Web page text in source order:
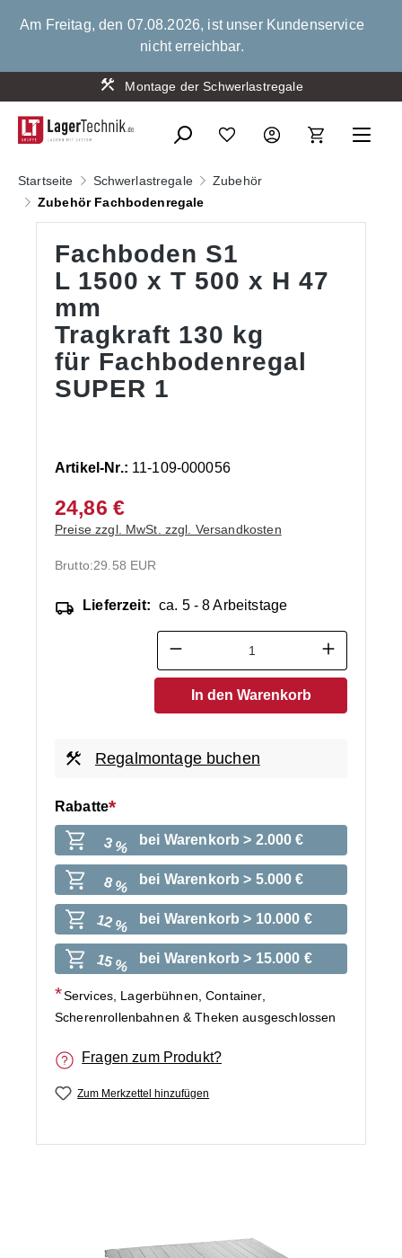
springen
Am Freitag, den 07.08.2026, ist unser Kundenservice
nicht erreichbar.
Montage der Schwerlastregale
Startseite Schwerlastregale
Zubehör
Zubehör Fachbodenregale
Fachboden S1
L 1500 x T 500 x H 47
mm
Tragkraft 130 kg
für Fachbodenregal
SUPER 1
Artikel-Nr.: 11-109-000056
24,86 €
Preise zzgl. MwSt. zzgl. Versandkosten
Brutto:29.58 EUR
Lieferzeit: ca. 5 - 8 Arbeitstage
Produkt Anzahl: Gib den
In den Warenkorb
Regalmontage buchen
Rabatte
3 % bei Warenkorb > 2.000 €
8 % bei Warenkorb > 5.000 €
12 % bei Warenkorb > 10.000 €
15 % bei Warenkorb > 15.000 €
Services, Lagerbühnen, Container,
Scherenrollenbahnen & Theken ausgeschlossen
Fragen zum Produkt?
Zum Merkzettel hinzufügen